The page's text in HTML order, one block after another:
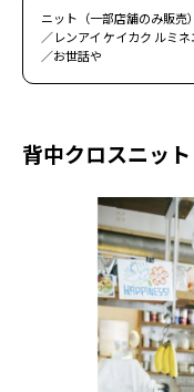
ニット（一部店舗のみ販
／レンアイ ケイカク ルミ
／お世話や
背中クロスニット